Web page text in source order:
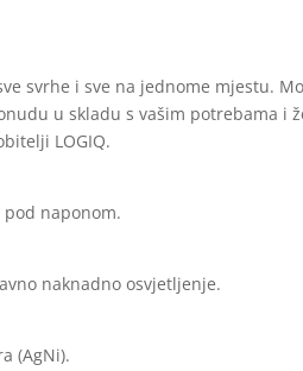
svrhe i sve na jednome mjestu.
u skladu s vašim potrebama i
LOGIQ.
naponom.
naknadno osvjetljenje.
(AgNi).